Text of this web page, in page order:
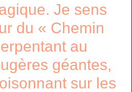
Je sens
du « Chemin
au
géantes,
sur les